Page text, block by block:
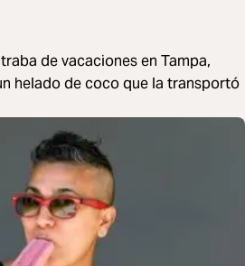
de vacaciones en Tampa,
helado de coco que la transportó